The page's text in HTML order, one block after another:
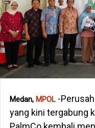
Medan, MPOL-
yang kini tergabung